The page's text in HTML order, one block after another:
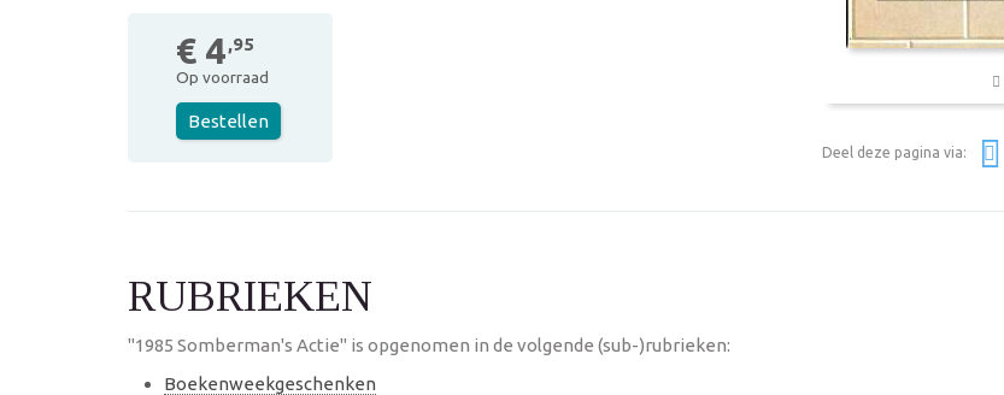
€ 4,95
Op voorraad
Bestellen
Deel deze pagina via:
RUBRIEKEN
"1985 Somberman's Actie" is opgenomen in de volgende (sub-)rubrieken:
Boekenweekgeschenken